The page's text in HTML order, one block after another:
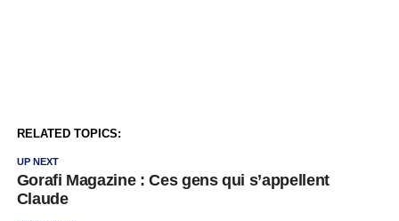
RELATED TOPICS:
UP NEXT
Gorafi Magazine : Ces gens qui s’appellent
Claude